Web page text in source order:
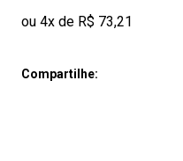
ou 4x de R$ 73,21
Compartilhe: